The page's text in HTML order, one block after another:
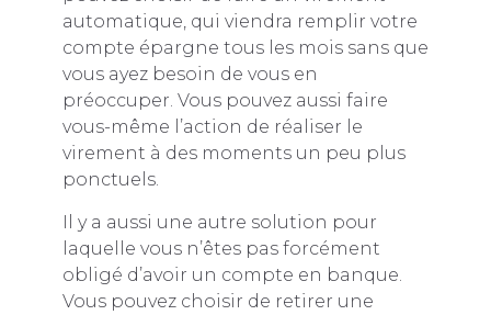
automatique, qui viendra remplir votre
compte épargne tous les mois sans que
vous ayez besoin de vous en
préoccuper. Vous pouvez aussi faire
vous-même l’action de réaliser le
virement à des moments un peu plus
ponctuels.
Il y a aussi une autre solution pour
laquelle vous n’êtes pas forcément
obligé d’avoir un compte en banque.
Vous pouvez choisir de retirer une